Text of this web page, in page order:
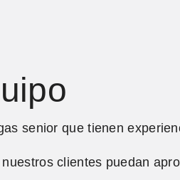
senior que tienen
clientes puedan